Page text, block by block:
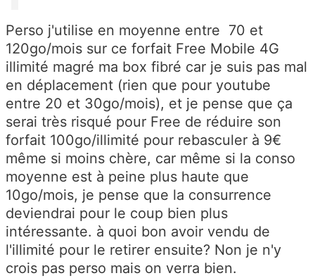
Perso j'utilise en moyenne entre 70 et
120go/mois sur ce forfait Free Mobile 4G
illimité magré ma box fibré car je suis pas mal
en déplacement (rien que pour youtube
entre 20 et 30go/mois), et je pense que ça
serai très risqué pour Free de réduire son
forfait 100go/illimité pour rebasculer à 9€
même si moins chère, car même si la conso
moyenne est à peine plus haute que
10go/mois, je pense que la consurrence
deviendrai pour le coup bien plus
intéressante. à quoi bon avoir vendu de
l'illimité pour le retirer ensuite? Non je n'y
crois pas perso mais on verra bien.